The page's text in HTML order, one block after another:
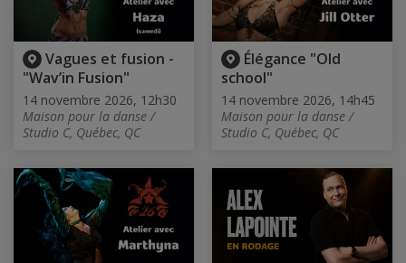
Vagues et fusion -
"Wav’in Fusion"
14 novembre 2026, 12h30
Maison pour la danse /
Studio C, Québec, QC
Élégance "Old
school"
14 novembre 2026, 14h45
Maison pour la danse /
Studio C, Québec, QC